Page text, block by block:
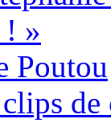
! »
Poutou
de